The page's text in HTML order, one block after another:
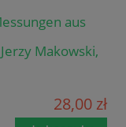
aus
Makowski,
28,00 zł